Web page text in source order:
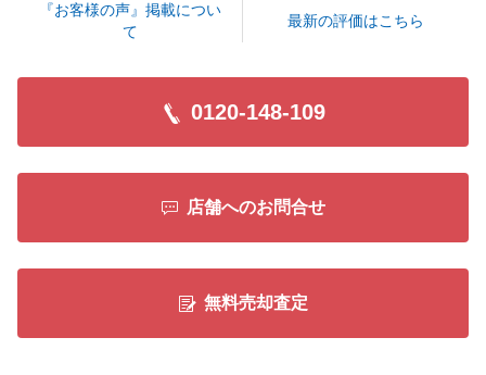
ご連絡いただければと存じます。
今後ともよろしくお願いいたします。
『お客様の声』掲載につい
て
最新の評価はこちら
0120-148-109
店舗へのお問合せ
無料売却査定